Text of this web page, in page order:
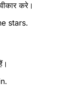
करे।
stars.